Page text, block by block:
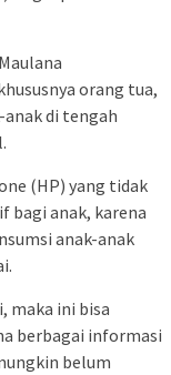
orang tua,
di tengah
(HP) yang tidak
bagi anak, karena
anak-anak
maka ini bisa
berbagai informasi
belum